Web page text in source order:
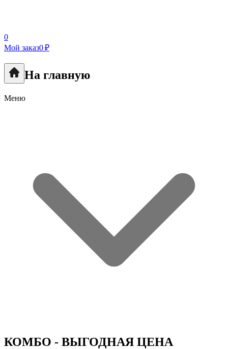
0
Мой заказ0 ₽
На главную
Меню
КОМБО - ВЫГОДНАЯ ЦЕНА